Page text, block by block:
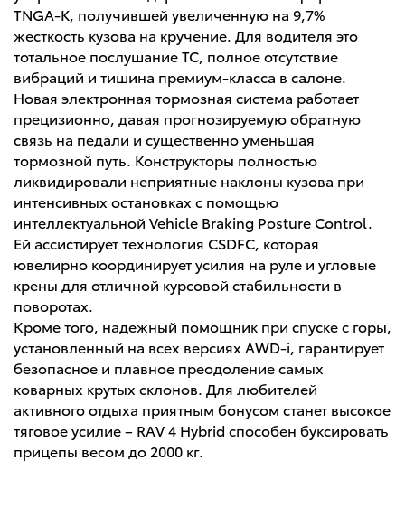
TNGA-K, получившей увеличенную на 9,7%
жесткость кузова на кручение. Для водителя это
тотальное послушание ТС, полное отсутствие
вибраций и тишина премиум-класса в салоне.
Новая электронная тормозная система работает
прецизионно, давая прогнозируемую обратную
связь на педали и существенно уменьшая
тормозной путь. Конструкторы полностью
ликвидировали неприятные наклоны кузова при
интенсивных остановках с помощью
интеллектуальной Vehicle Braking Posture Control.
Ей ассистирует технология CSDFC, которая
ювелирно координирует усилия на руле и угловые
крены для отличной курсовой стабильности в
поворотах.
Кроме того, надежный помощник при спуске с горы,
установленный на всех версиях AWD-i, гарантирует
безопасное и плавное преодоление самых
коварных крутых склонов. Для любителей
активного отдыха приятным бонусом станет высокое
тяговое усилие – RAV 4 Hybrid способен буксировать
прицепы весом до 2000 кг.